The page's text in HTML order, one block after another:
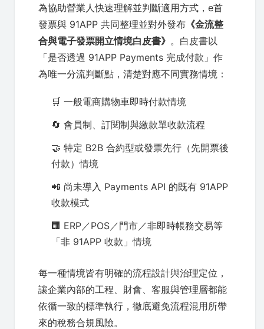
為協助營業人快速理解並判斷適用方式，e首
發票與 91APP 共同整理並對外發布 《金流整
合與電子發票開立情境白皮書》 。白皮書以
「是否透過 91APP Payments 完成付款」作
為唯一分流判斷點，清楚對應不同實務情境：
🛒 一般電商購物車即時付款情境
🔄 會員制、訂閱制與繳款單收款流程
🤝 特定 B2B 合約型或發票先行（先開票後
付款）情境
📲 尚未導入 Payments API 的既有 91APP
收款模式
🏢 ERP／POS／門市／非即時帳務交易等
「非 91APP 收款」情境
每一種情境皆有明確的流程設計與治理定位，
讓企業內部的工程、財會、客服與管理層都能
依循一致的標準執行，徹底避免流程混用所帶
來的稅務合規風險。